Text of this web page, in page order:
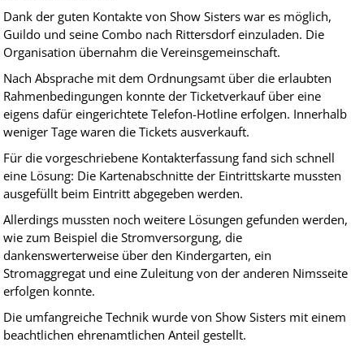
Dank der guten Kontakte von Show Sisters war es möglich,
Guildo und seine Combo nach Rittersdorf einzuladen. Die
Organisation übernahm die Vereinsgemeinschaft.
Nach Absprache mit dem Ordnungsamt über die erlaubten
Rahmenbedingungen konnte der Ticketverkauf über eine
eigens dafür eingerichtete Telefon-Hotline erfolgen. Innerhalb
weniger Tage waren die Tickets ausverkauft.
Für die vorgeschriebene Kontakterfassung fand sich schnell
eine Lösung: Die Kartenabschnitte der Eintrittskarte mussten
ausgefüllt beim Eintritt abgegeben werden.
Allerdings mussten noch weitere Lösungen gefunden werden,
wie zum Beispiel die Stromversorgung, die
dankenswerterweise über den Kindergarten, ein
Stromaggregat und eine Zuleitung von der anderen Nimsseite
erfolgen konnte.
Die umfangreiche Technik wurde von Show Sisters mit einem
beachtlichen ehrenamtlichen Anteil gestellt.